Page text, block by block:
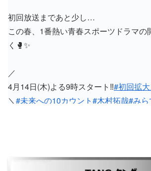
初回放送まであと少し…
この春、1番熱い青春スポーツドラマの
く🥊✨
／
4月14日(木)よる9時スタート‼️#初回拡
＼#未来への10カウント#木村拓哉#みら